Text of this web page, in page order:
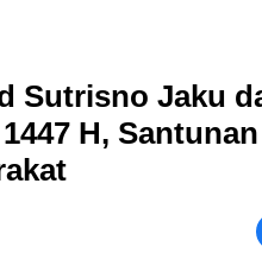
Sutrisno Jaku
H,